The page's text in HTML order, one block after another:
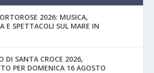
2026: MUSICA,
E SPETTACOLI SUL MARE IN
DI SANTA CROCE 2026,
PER DOMENICA 16 AGOSTO